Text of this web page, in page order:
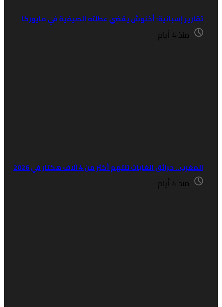
إسبانية: أخنوش يقضي عطلته الصيفية في مايوركا
منذ 4 أيام
حرائق الغابات تلتهم أكثر من 4 آلاف هكتار في 2026
منذ 4 أيام